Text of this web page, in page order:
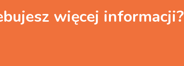
więcej informacji?